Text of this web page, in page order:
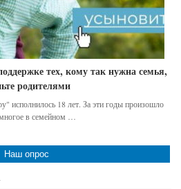
тех, кому так нужна семья,
родителями
исполнилось 18 лет. За эти годы произошло
в семейном …
Наш опрос